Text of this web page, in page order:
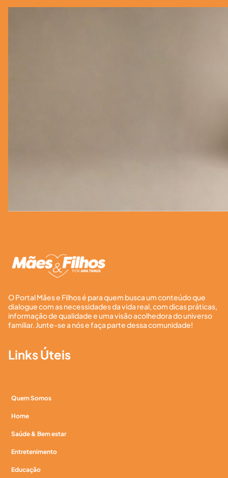
O Portal Mães e Filhos é para quem busca um conteúdo que
dialogue com as necessidades da vida real, com dicas práticas,
informação de qualidade e uma visão acolhedora do universo
familiar. Junte-se a nós e faça parte dessa comunidade!
Links Úteis
Quem Somos
Home
Saúde & Bem estar
Entretenimento
Educação